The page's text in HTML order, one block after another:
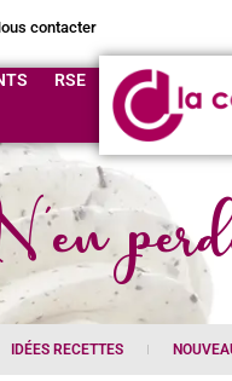
contacter
RSE
IDÉES RECETTES